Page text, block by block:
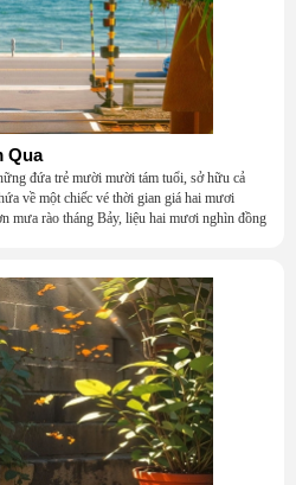
Qua
đứa trẻ mười mười tám tuổi, sở hữu cả
về một chiếc vé thời gian giá hai mươi
mưa rào tháng Bảy, liệu hai mươi nghìn đồng